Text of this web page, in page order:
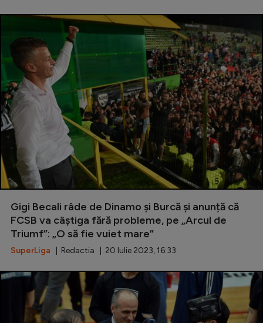
Gigi Becali râde de Dinamo și Burcă și anunță că
FCSB va câștiga fără probleme, pe „Arcul de
Triumf”: „O să fie vuiet mare”
SuperLiga | Redactia | 20 Iulie 2023, 16:33